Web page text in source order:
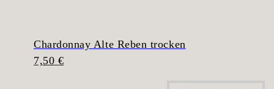
Chardonnay Alte Reben trocken
7,50 €